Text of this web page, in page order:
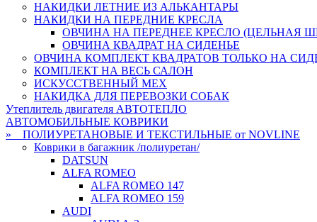
НАКИДКИ ЛЕТНИЕ ИЗ АЛЬКАНТАРЫ
НАКИДКИ НА ПЕРЕДНИЕ КРЕСЛА
ОВЧИНА НА ПЕРЕДНЕЕ КРЕСЛО (ЦЕЛЬНАЯ
ОВЧИНА КВАДРАТ НА СИДЕНЬЕ
ОВЧИНА КОМПЛЕКТ КВАДРАТОВ ТОЛЬКО НА
КОМПЛЕКТ НА ВЕСЬ САЛОН
ИСКУССТВЕННЫЙ МЕХ
НАКИДКА ДЛЯ ПЕРЕВОЗКИ СОБАК
Утеплитель двигателя АВТОТЕПЛО
АВТОМОБИЛЬНЫЕ КОВРИКИ
» ПОЛИУРЕТАНОВЫЕ И ТЕКСТИЛЬНЫЕ от NOVLINE
Коврики в багажник /полиуретан/
DATSUN
ALFA ROMEO
ALFA ROMEO 147
ALFA ROMEO 159
AUDI